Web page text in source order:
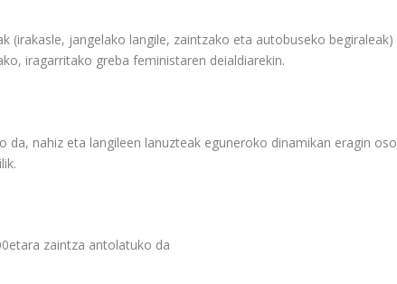
(irakasle, jangelako langile, zaintzako eta autobuseko begiraleak)
iragarritako greba feministaren deialdiarekin.
da, nahiz eta langileen lanuzteak eguneroko dinamikan eragin oso
zaintza antolatuko da